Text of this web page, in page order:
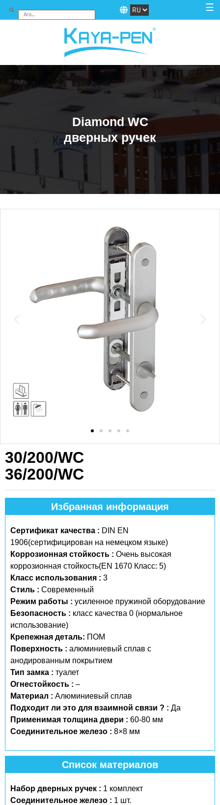
☰
Diamond WC
дверных ручек
30/200/WC
36/200/WC
Избранная информация
Сертификат качества : DIN EN
1906(сертифицирован на немецком языке)
Коррозионная стойкость : Очень высокая
коррозионная стойкость(EN 1670 Класс: 5)
Класс использования : 3
Стиль : Современный
Режим работы : усиленное пружиной оборудование
Безопасность : класс качества 0 (нормальное
использование)
Крепежная деталь: ПОМ
Поверхность : алюминиевый сплав с
анодированным покрытием
Тип замка : туалет
Огнестойкость : –
Материал : Алюминиевый сплав
Подходит ли это для взаимной связи ? : Да
Применимая толщина двери : 60-80 мм
Соединительное железо : 8×8 мм
Список материалов
Набор дверных ручек : 1 комплект
Соединительное железо : 1 шт.